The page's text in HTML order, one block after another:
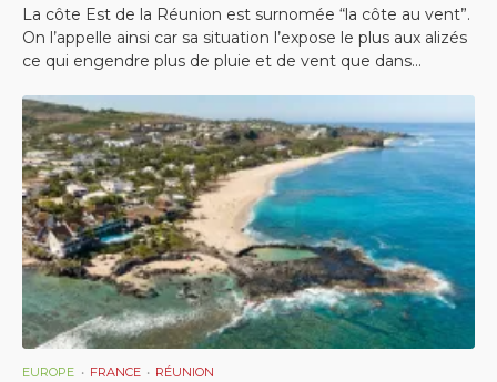
La côte Est de la Réunion est surnomée “la côte au vent”.
On l’appelle ainsi car sa situation l’expose le plus aux alizés
ce qui engendre plus de pluie et de vent que dans...
EUROPE FRANCE RÉUNION